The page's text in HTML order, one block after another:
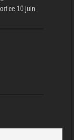
ce 10 juin